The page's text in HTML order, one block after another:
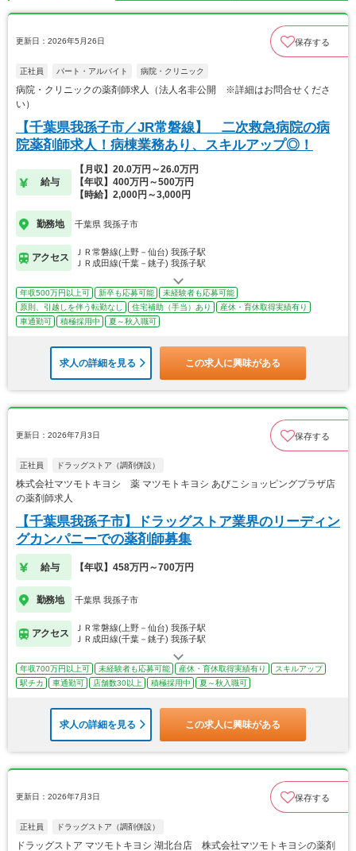
更新日：2026年5月26日 保存する
正社員 パート・アルバイト 病院・クリニック
病院・クリニックの薬剤師求人（法人名非公開 ※詳細はお問合せくださ
い）
【千葉県我孫子市／JR常磐線】 二次救急病院の病
院薬剤師求人！病棟業務あり、スキルアップ◎！
給与
【月収】20.0万円～26.0万円
【年収】400万円～500万円
【時給】2,000円～3,000円
勤務地 千葉県 我孫子市
アクセス
ＪＲ常磐線(上野－仙台) 我孫子駅
ＪＲ成田線(千葉－銚子) 我孫子駅
年収500万円以上可 新卒も応募可能
未経験者も応募可能
原則、引越しを伴う転勤なし
住宅補助（手当）あり
産休・育休取得実績有り
車通勤可
積極採用中 夏～秋入職可
求人の詳細を見る この求人に興味がある
更新日：2026年7月3日 保存する
正社員 ドラッグストア（調剤併設）
株式会社マツモトキヨシ 薬 マツモトキヨシ あびこショッピングプラザ店
の薬剤師求人
【千葉県我孫子市】ドラッグストア業界のリーディン
グカンパニーでの薬剤師募集
給与 【年収】458万円～700万円
勤務地 千葉県 我孫子市
アクセス
ＪＲ常磐線(上野－仙台) 我孫子駅
ＪＲ成田線(千葉－銚子) 我孫子駅
年収700万円以上可 未経験者も応募可能 産休・育休取得実績有り
スキルアップ
駅チカ
車通勤可 店舗数30以上 積極採用中 夏～秋入職可
求人の詳細を見る この求人に興味がある
更新日：2026年7月3日 保存する
正社員 ドラッグストア（調剤併設）
ドラッグストア マツモトキヨシ 湖北台店 株式会社マツモトキヨシの薬剤